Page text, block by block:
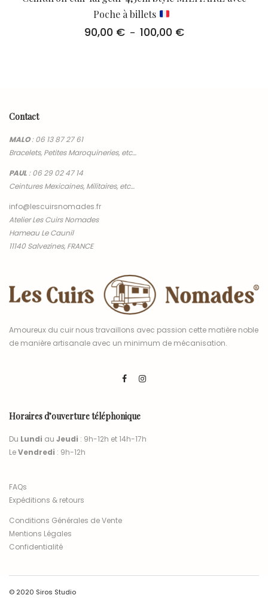
Poche à billets
90,00 € – 100,00 €Plage
Contact
MALO:06 13 87 27 61
Bracelets, Petites Maroquineries, etc…
PAUL:06 29 02 47 14
Ceintures Mexicaines, Militaires, etc…
info@lescuirsnomades.fr
Atelier Les Cuirs Nomades
Hameau Le Caunil
11140 Salvezines, FRANCE
Amoureux du cuir nous travaillons avec passion cette matière noble
de manière artisanale avec un minimum de mécanisation.
Horaires d’ouverture téléphonique
Du Lundi au Jeudi : 9h-12h et 14h-17h
LeVendredi : 9h-12h
FAQs
Expéditions & retours
Conditions Générales de Vente
Mentions Légales
Confidentialité
© 2020 Siros Studio